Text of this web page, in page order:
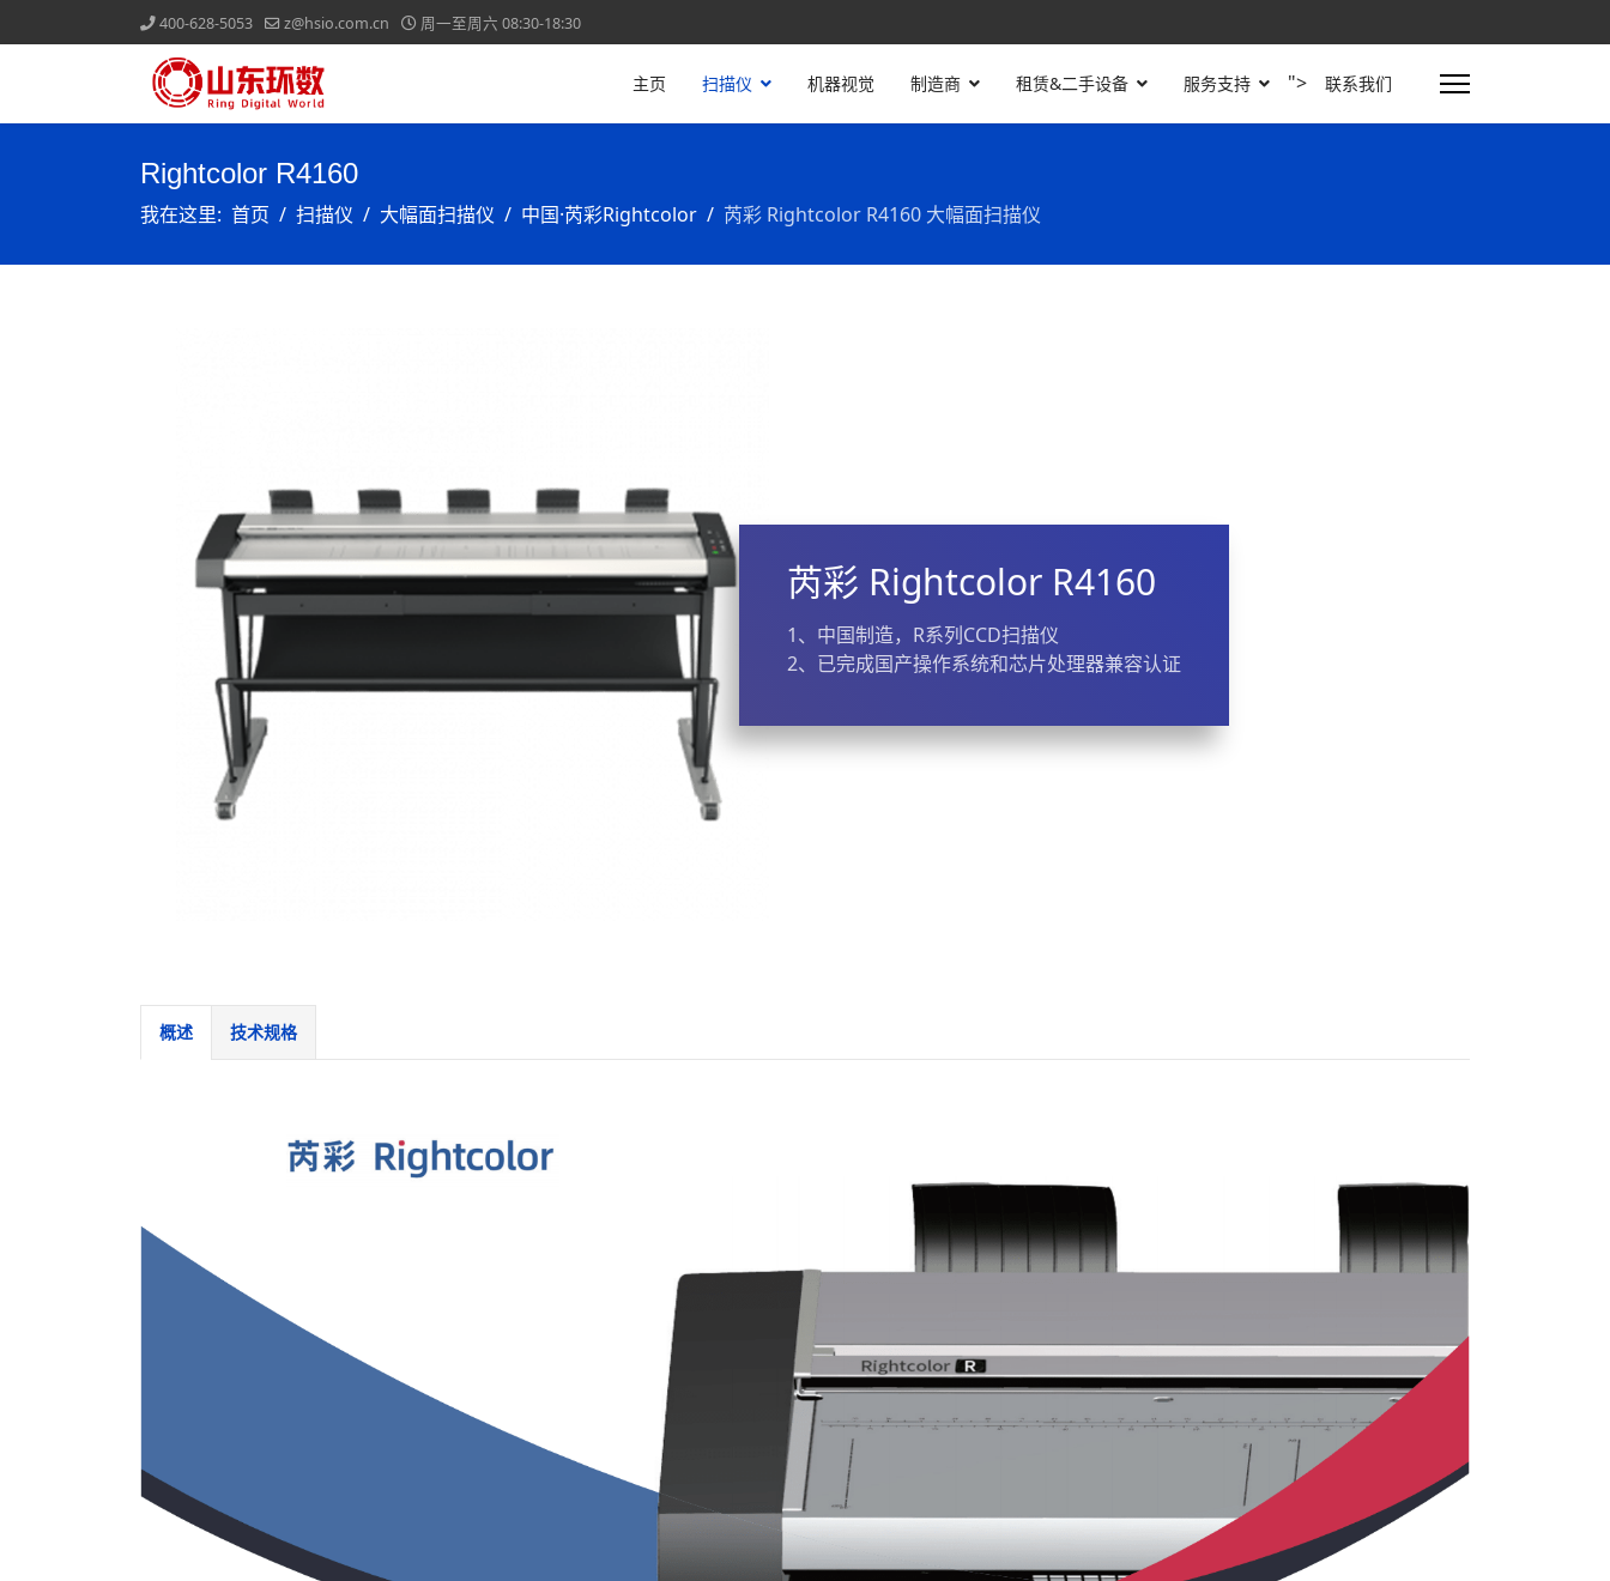
400-628-5053 z@hsio.com.cn 周一至周六 08:30-18:30
主页 扫描仪 机器视觉 制造商 租赁&二手设备 服务支持 "> 联系我们
Rightcolor R4160
我在这里: 首页 扫描仪 大幅面扫描仪 中国·芮彩Rightcolor 芮彩 Rightcolor R4160 大幅面扫描仪
芮彩 Rightcolor R4160
1、中国制造，R系列CCD扫描仪
2、已完成国产操作系统和芯片处理器兼容认证
概述 技术规格